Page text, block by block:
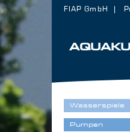
FIAP GmbH
Wasserspiele
Pumpen